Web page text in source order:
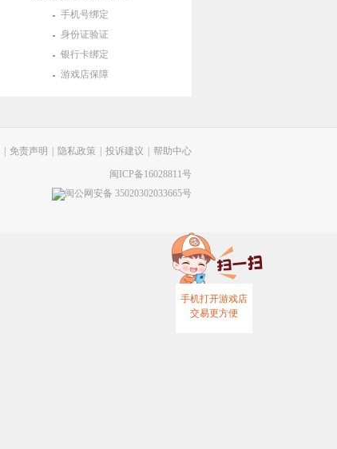
手机号绑定
身份证验证
银行卡绑定
游戏店保障
帮助中心
投诉建议
隐私政策
免责声明
闽ICP备16028811号
闽公网安备 35020302033665号
手机打开游戏店
交易更方便